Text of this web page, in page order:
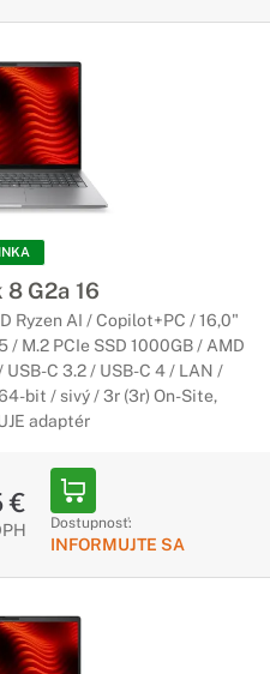
8 G2a 16
Ryzen AI / Copilot+PC / 16,0"
M.2 PCIe SSD 1000GB / AMD
USB-C 3.2 / USB-C 4 / LAN /
bit / sivý / 3r (3r) On-Site,
adaptér
€
Dostupnosť:
INFORMUJTE SA